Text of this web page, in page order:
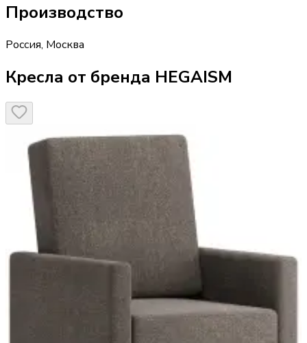
Производство
Россия, Москва
Кресла от бренда HEGAISM